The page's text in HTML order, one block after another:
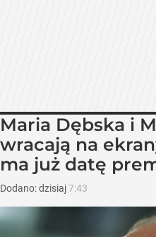
Maria Dębska i
wracają na
ma już datę
Dodano:dzisiaj7:43